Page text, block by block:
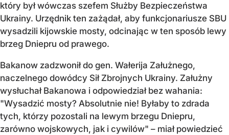
który był wówczas szefem Służby Bezpieczeństwa
Ukrainy. Urzędnik ten zażądał, aby funkcjonariusze SBU
wysadzili kijowskie mosty, odcinając w ten sposób lewy
brzeg Dniepru od prawego.
Bakanow zadzwonił do gen. Wałerija Załużnego,
naczelnego dowódcy Sił Zbrojnych Ukrainy. Załużny
wysłuchał Bakanowa i odpowiedział bez wahania:
"Wysadzić mosty? Absolutnie nie! Byłaby to zdrada
tych, którzy pozostali na lewym brzegu Dniepru,
zarówno wojskowych, jak i cywilów" – miał powiedzieć